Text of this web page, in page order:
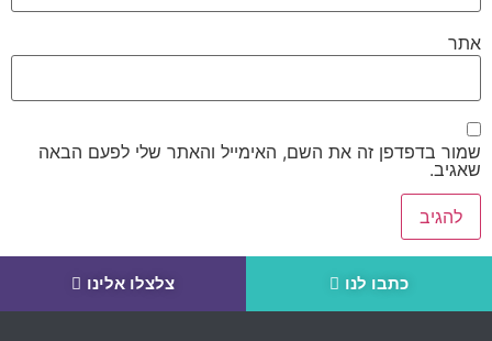
אתר
שמור בדפדפן זה את השם, האימייל והאתר שלי לפעם הבאה
שאגיב.
כתבו לנו צלצלו אלינו